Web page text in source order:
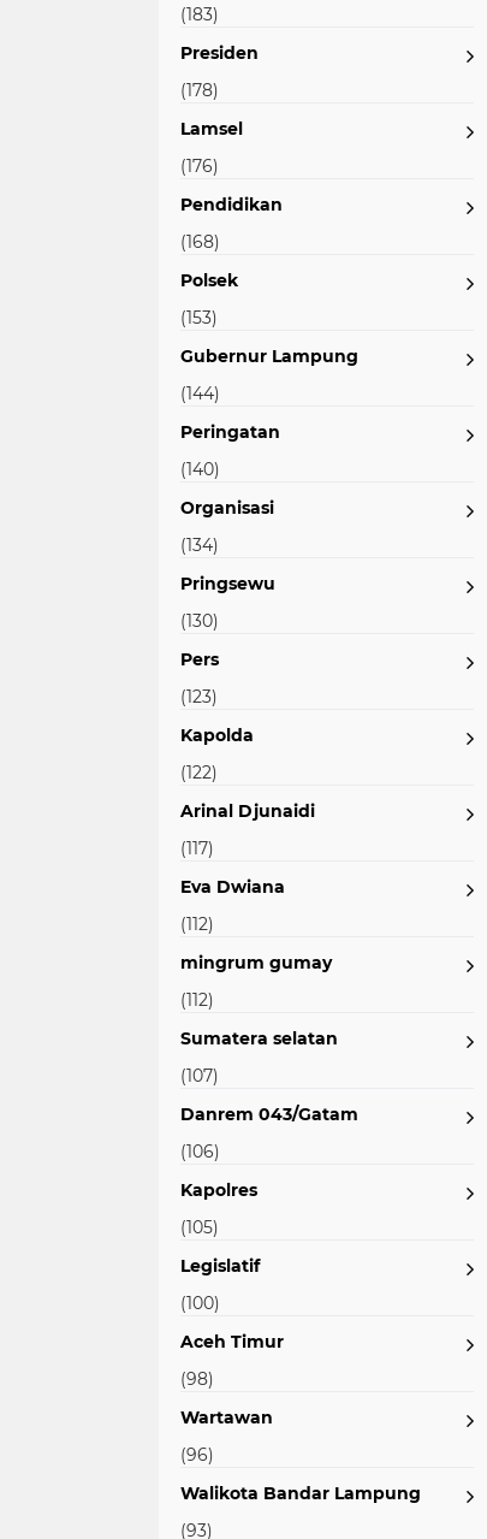
(183)
Presiden
(178)
Lamsel
(176)
Pendidikan
(168)
Polsek
(153)
Gubernur Lampung
(144)
Peringatan
(140)
Organisasi
(134)
Pringsewu
(130)
Pers
(123)
Kapolda
(122)
Arinal Djunaidi
(117)
Eva Dwiana
(112)
mingrum gumay
(112)
Sumatera selatan
(107)
Danrem 043/Gatam
(106)
Kapolres
(105)
Legislatif
(100)
Aceh Timur
(98)
Wartawan
(96)
Walikota Bandar Lampung
(93)